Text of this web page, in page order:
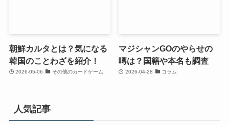
朝鮮カルタとは？気になる
韓国のことわざを紹介！
2026-05-06 その他のカードゲーム
マジシャンGOのやらせの
噂は？国籍や本名も調査
2026-04-28 コラム
人気記事